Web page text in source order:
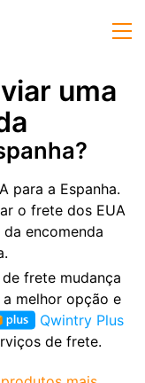
uma
para a Espanha.
o frete dos EUA
encomenda
frete mudança
a melhor opção e
Qwintry Plus
de frete.